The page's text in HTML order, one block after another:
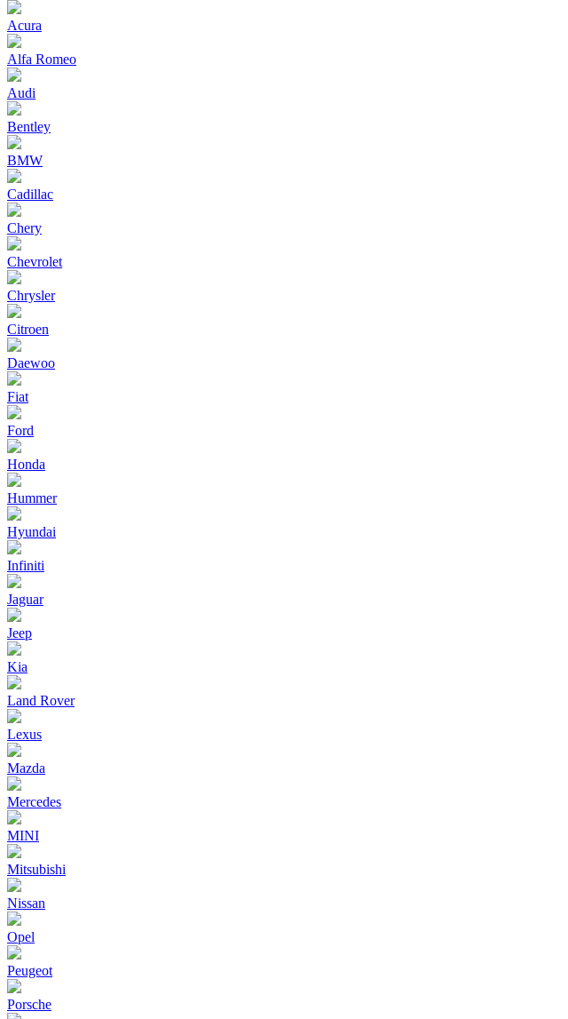
Acura
Alfa Romeo
Audi
Bentley
BMW
Cadillac
Chery
Chevrolet
Chrysler
Citroen
Daewoo
Fiat
Ford
Honda
Hummer
Hyundai
Infiniti
Jaguar
Jeep
Kia
Land Rover
Lexus
Mazda
Mercedes
MINI
Mitsubishi
Nissan
Opel
Peugeot
Porsche